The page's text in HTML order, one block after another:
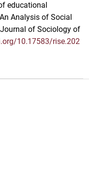
educational
Analysis of Social
of Sociology of
10.17583/rise.202